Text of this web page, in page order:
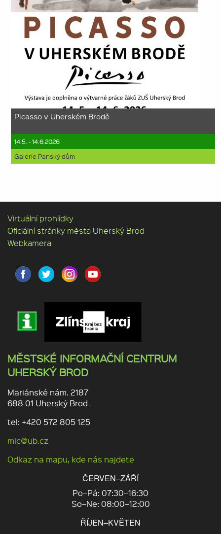
Picasso v Uherském Brodě
14.5. - 14.6.2026
Galerie Panský dům
Virtuální prohlídky
Oficiální stránky města Uherský Brod
Webkamera
MĚSTSKÉ INFORMAČNÍ CENTRUM
UHERSKÝ BROD
Mariánské nám. 2187
688 01 Uherský Brod
tel: +420 572 805 125
mic@ub.cz
Odkaz na mapu, kde nás najdete
ČERVEN–ZÁŘÍ
Po–Pá: 07:30–16:30
So–Ne: 08:00–12:00
ŘÍJEN–KVĚTEN